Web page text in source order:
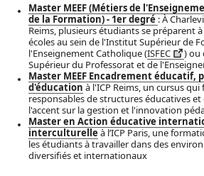
Master MEEF (Métiers de
de la Formation) - 1er degré : À
Reims, plusieurs étudiants se préparent
écoles au sein de l'Institut Supérieur de
l'Enseignement Catholique (ISFEC
) ou
Supérieur du Professorat et de
Master MEEF Encadrement éducatif,
d'éducation à l'ICP Reims, un cursus
responsables de structures éducatives
l'accent sur la gestion et l'innovation
Master en Action éducative
interculturelle à l’ICP Paris, une
les étudiants à travailler dans des
diversifiés et internationaux